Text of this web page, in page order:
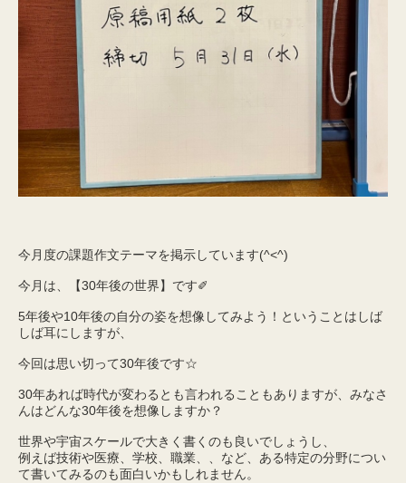
今月度の課題作文テーマを掲示しています(^<^)
今月は、【30年後の世界】です✐
5年後や10年後の自分の姿を想像してみよう！ということはしば
しば耳にしますが、
今回は思い切って30年後です☆
30年あれば時代が変わるとも言われることもありますが、みなさ
んはどんな30年後を想像しますか？
世界や宇宙スケールで大きく書くのも良いでしょうし、
例えば技術や医療、学校、職業、、など、ある特定の分野につい
て書いてみるのも面白いかもしれません。